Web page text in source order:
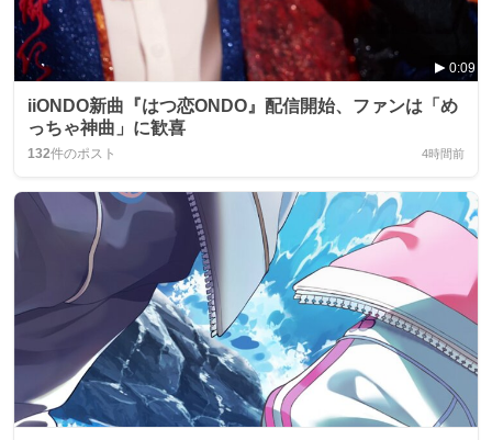
0:09
iiONDO新曲『はつ恋ONDO』配信開始、ファンは「め
っちゃ神曲」に歓喜
132件のポスト 4時間前